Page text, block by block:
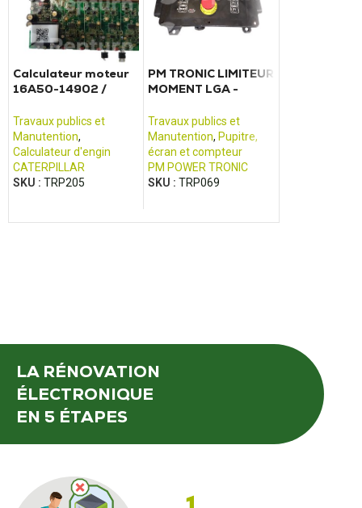
Calculateur moteur
16A50-14902 /
CATERPILLAR EP16K
Travaux publics et
Manutention,
Calculateur d'engin
CATERPILLAR
SKU : TRP205
PM TRONIC LIMITEUR
MOMENT LGA -
Travaux publics et
Manutention, Pupitre,
écran et compteur
PM POWER TRONIC
SKU : TRP069
LA RÉNOVATION
ÉLECTRONIQUE
EN 5 ÉTAPES